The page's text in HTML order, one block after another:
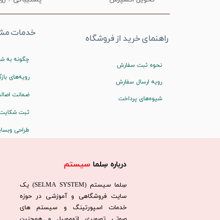
درباره سِلما سیستم​​​​​​​
سِلما سيستم (SELMA SYSTEM) یک
سایت فروشگاهی و آموزشی در حوزه
خدمات اسپورتینگ و سیستم های
راهنمای خرید از فروشگاه
نحوه ثبت سفارش
رویه ارسال سفارش
شیوه‌های پرداخت
خدمات
چگونه به
رویه‌های
ضمانت
ثبت
طراحی